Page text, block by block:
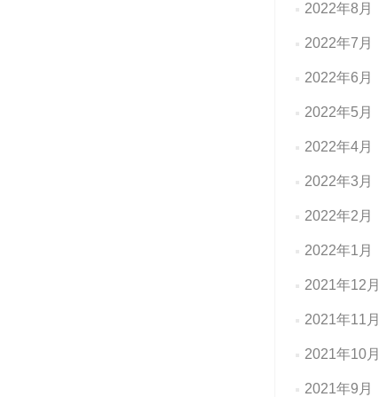
2022年8月
2022年7月
2022年6月
2022年5月
2022年4月
2022年3月
2022年2月
2022年1月
2021年12月
2021年11月
2021年10月
2021年9月